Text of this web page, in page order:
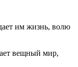
им жизнь, волю
вещный мир,